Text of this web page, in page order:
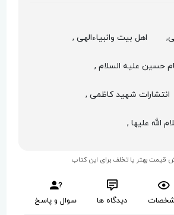
اهل بیت وانبیاءالهی ,
حسین علیه السلام ,
انتشارات شهید کاظمی ,
علیها ,
قیمت بهتر یا تخلف برای این کتاب
دیدگاه ها سوال و پاسخ